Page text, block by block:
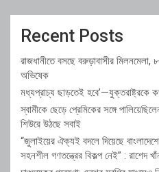
Recent Posts
রাজধানীতে বসছে বরুড়াবাসীর
অভিষেক
মধ্যপ্রাচ্য ছাড়তেই হবে’—যুক্তরাষ্ট্রকে
স্বামীকে ছেড়ে প্রেমিকের সঙ্গে
শিউরে উঠছে সবাই
“জুলাইয়ের ঐক্যই বদলে দিয়েছে
সহনশীল গণতন্ত্রের বিকল্প নেই” : রাশেদ